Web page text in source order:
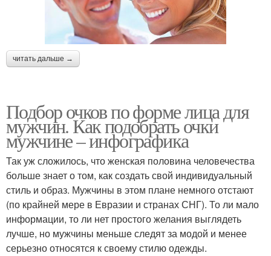
читать дальше →
Подбор очков по форме лица для
мужчин. Как подобрать очки
мужчине – инфографика
Так уж сложилось, что женская половина человечества
больше знает о том, как создать свой индивидуальный
стиль и образ. Мужчины в этом плане немного отстают
(по крайней мере в Евразии и странах СНГ). То ли мало
информации, то ли нет простого желания выглядеть
лучше, но мужчины меньше следят за модой и менее
серьезно относятся к своему стилю одежды.